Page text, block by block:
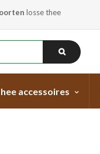
losse thee
accessoires